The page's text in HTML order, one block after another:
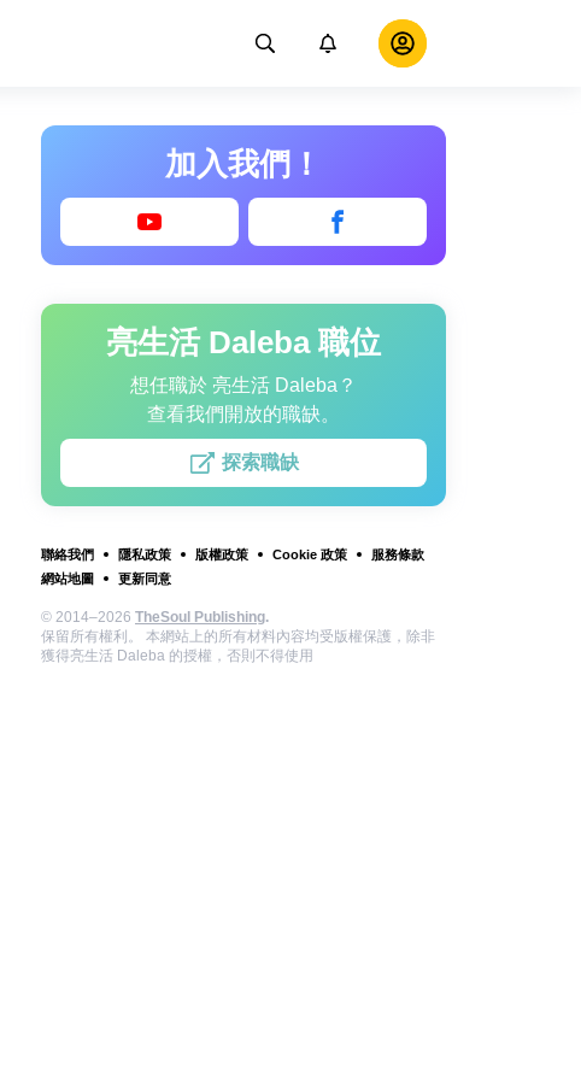
加入我們！
亮生活 Daleba 職位
想任職於 亮生活 Daleba？
查看我們開放的職缺。
探索職缺
聯絡我們 隱私政策 版權政策 Cookie 政策
服務條款
網站地圖
更新同意
© 2014–2026 TheSoul Publishing.
保留所有權利。 本網站上的所有材料內容均受版權保護，除非
獲得亮生活 Daleba 的授權，否則不得使用